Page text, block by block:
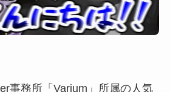
事務所「Varium」所属の人気